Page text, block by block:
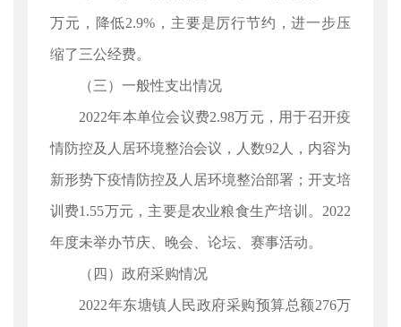
万元，降低2.9%，主要是厉行节约，进一步压
缩了三公经费。
（三）一般性支出情况
2022年本单位会议费2.98万元，用于召开疫
情防控及人居环境整治会议，人数92人，内容为
新形势下疫情防控及人居环境整治部署；开支培
训费1.55万元，主要是农业粮食生产培训。2022
年度未举办节庆、晚会、论坛、赛事活动。
（四）政府采购情况
2022年东塘镇人民政府采购预算总额276万